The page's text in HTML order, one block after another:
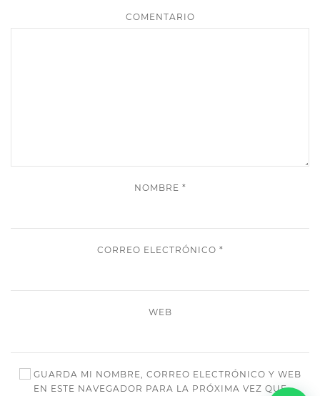
COMENTARIO
NOMBRE *
CORREO ELECTRÓNICO *
WEB
GUARDA MI NOMBRE, CORREO ELECTRÓNICO Y WEB
EN ESTE NAVEGADOR PARA LA PRÓXIMA VEZ QUE